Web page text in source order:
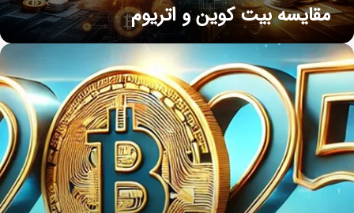
مقایسه بیت کوین و اتریوم